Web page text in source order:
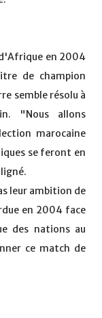
en 2004
de champion
semble résolu à
"Nous allons
marocaine
se feront en
leur ambition de
en 2004 face
des nations au
ce match de